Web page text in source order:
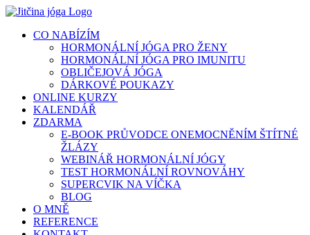
Přeskočit
obsah
CO NABÍZÍM
HORMONÁLNÍ JÓGA PRO ŽENY
HORMONÁLNÍ JÓGA PRO IMUNITU
OBLIČEJOVÁ JÓGA
DÁRKOVÉ POUKAZY
ONLINE KURZY
KALENDÁŘ
ZDARMA
E-BOOK PRŮVODCE ONEMOCNĚNÍM ŠTÍTNÉ
ŽLÁZY
WEBINÁŘ HORMONÁLNÍ JÓGY
TEST HORMONÁLNÍ ROVNOVÁHY
SUPERCVIK NA VÍČKA
BLOG
O MNĚ
REFERENCE